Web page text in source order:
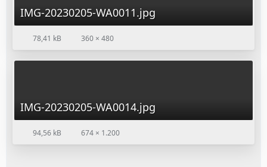
IMG-20230205-WA0011.jpg
78,41 kB 360 × 480
IMG-20230205-WA0014.jpg
94,56 kB 674 × 1.200